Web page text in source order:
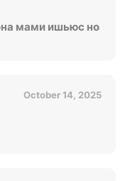
мами ишьюс но
October 14, 2025